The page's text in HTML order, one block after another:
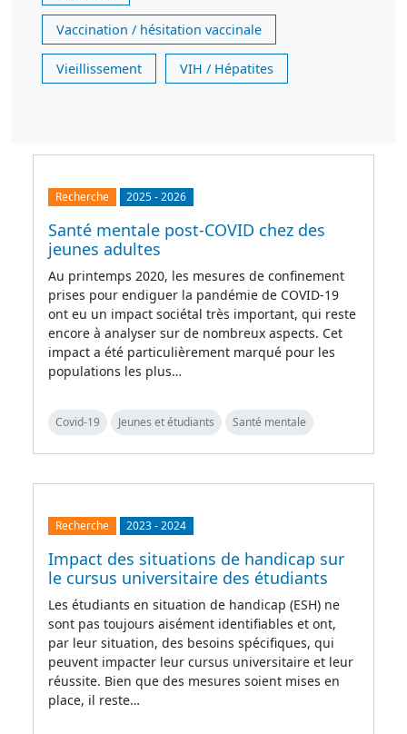
Vaccination / hésitation vaccinale
Vieillissement VIH / Hépatites
Recherche 2025-2026
Santé mentale post-COVID chez des
jeunes adultes
Au printemps 2020, les mesures de confinement
prises pour endiguer la pandémie de COVID-19
ont eu un impact sociétal très important, qui reste
encore à analyser sur de nombreux aspects. Cet
impact a été particulièrement marqué pour les
populations les plus…
Covid-19 Jeunes et étudiants Santé mentale
Recherche 2023-2024
Impact des situations de handicap sur
le cursus universitaire des étudiants
Les étudiants en situation de handicap (ESH) ne
sont pas toujours aisément identifiables et ont,
par leur situation, des besoins spécifiques, qui
peuvent impacter leur cursus universitaire et leur
réussite. Bien que des mesures soient mises en
place, il reste…